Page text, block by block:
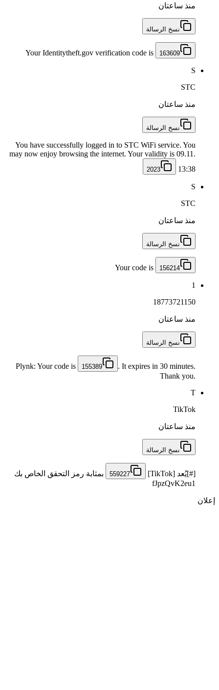
منذ ساعتان
نسخ الرسالة
Your Identitytheft.gov verification code is 163609
S
STC
منذ ساعتان
نسخ الرسالة
You have successfully logged in to STC WiFi service. You
may now enjoy browsing the internet. Your validity is 09.11.
2023 13:38
S
STC
منذ ساعتان
نسخ الرسالة
Your code is 156214
1
18773721150
منذ ساعتان
نسخ الرسالة
Plynk: Your code is 155389
. It expires in 30 minutes.
Thank you.
T
TikTok
منذ ساعتان
نسخ الرسالة
[#]يُعد [TikTok] 559227
بمثابة رمز التحقق الخاص بك
fJpzQvK2eu1
إعلان